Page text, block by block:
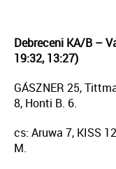
Debreceni KA/B –
19:32, 13:27)
GÁSZNER 25,
8, Honti B. 6.
cs: Aruwa 7, KISS
M.